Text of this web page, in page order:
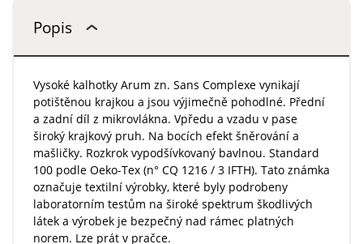
Popis
Vysoké kalhotky Arum zn. Sans Complexe vynikají
potištěnou krajkou a jsou výjimečně pohodlné. Přední
a zadní díl z mikrovlákna. Vpředu a vzadu v pase
široký krajkový pruh. Na bocích efekt šněrování a
mašličky. Rozkrok vypodšívkovaný bavlnou. Standard
100 podle Oeko-Tex (n° CQ 1216 / 3 IFTH). Tato známka
označuje textilní výrobky, které byly podrobeny
laboratorním testům na široké spektrum škodlivých
látek a výrobek je bezpečný nad rámec platných
norem. Lze prát v pračce.